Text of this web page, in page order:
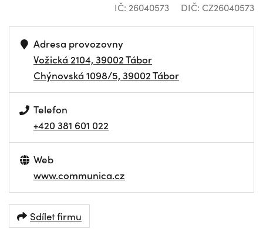
IČ: 26040573 DIČ: CZ26040573
Adresa provozovny
Vožická 2104, 39002 Tábor
Chýnovská 1098/5, 39002 Tábor
Telefon
+420 381 601 022
Web
www.communica.cz
Sdílet firmu